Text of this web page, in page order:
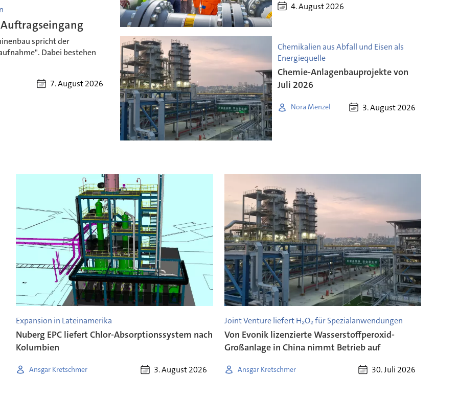
spricht der
Dabei bestehen
7. August 2026
4. August 2026
Chemikalien aus Abfall und Eisen als
Energiequelle
Chemie-Anlagenbauprojekte von
Juli 2026
Nora Menzel 3. August 2026
Expansion in Lateinamerika
Nuberg EPC liefert Chlor-Absorptionssystem nach
Kolumbien
Ansgar Kretschmer 3. August 2026
Joint Venture liefert H₂O₂ für Spezialanwendungen
Von Evonik lizenzierte Wasserstoffperoxid-
Großanlage in China nimmt Betrieb auf
Ansgar Kretschmer 30. Juli 2026